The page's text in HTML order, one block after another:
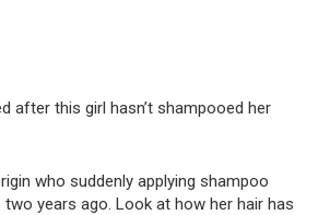
after this girl hasn’t shampooed her
who suddenly applying shampoo
years ago. Look at how her hair has